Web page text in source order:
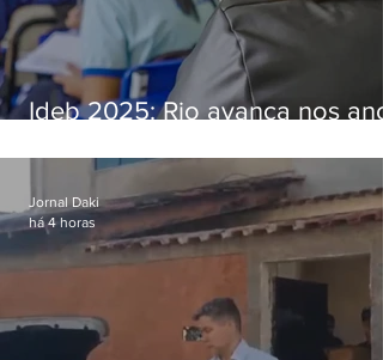
Ideb 2025: Rio avança nos
nacional
Jornal Daki
há 4 horas